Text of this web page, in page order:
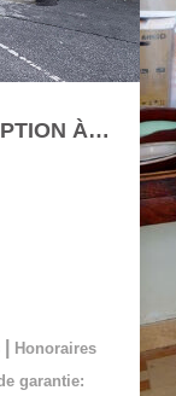
LOCAL COMMERCIAL D'EXCEPTION À LOUER
Honoraires
garantie: